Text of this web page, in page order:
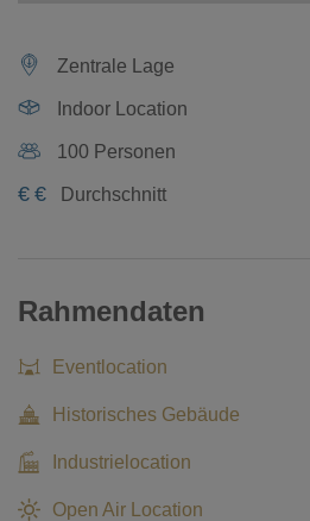
Zentrale Lage
Indoor Location
100 Personen
€ € Durchschnitt
Rahmendaten
Eventlocation
Historisches Gebäude
Industrielocation
Open Air Location